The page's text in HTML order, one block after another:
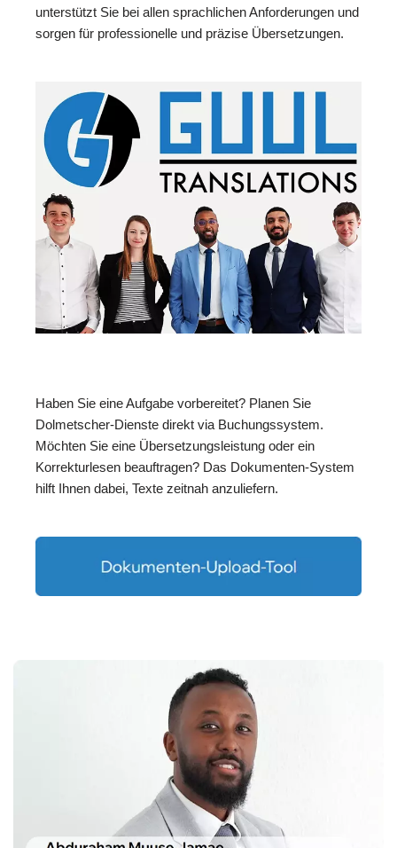
unterstützt Sie bei allen sprachlichen Anforderungen und
sorgen für professionelle und präzise Übersetzungen.
Haben Sie eine Aufgabe vorbereitet? Planen Sie
Dolmetscher-Dienste direkt via Buchungssystem.
Möchten Sie eine Übersetzungsleistung oder ein
Korrekturlesen beauftragen? Das Dokumenten-System
hilft Ihnen dabei, Texte zeitnah anzuliefern.